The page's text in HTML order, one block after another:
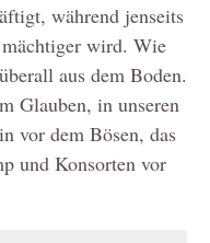
während jenseits
mächtiger wird. Wie
aus dem Boden.
Glauben, in unseren
vor dem Bösen, das
und Konsorten vor